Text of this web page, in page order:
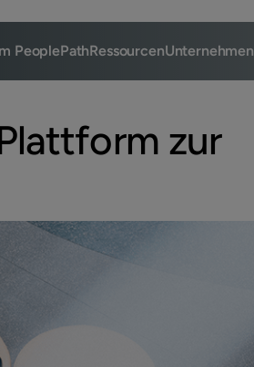
PeoplePathRessourcenUnternehmen
zur